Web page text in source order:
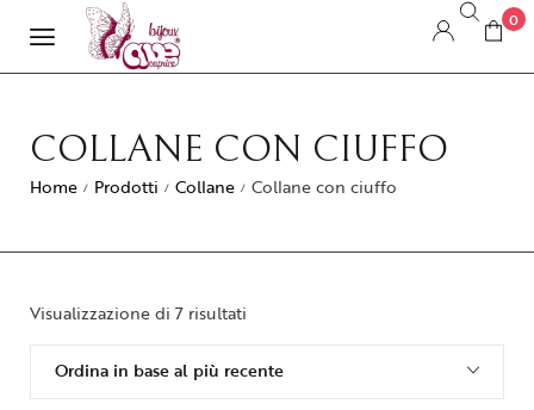
0
COLLANE CON CIUFFO
Home / Prodotti / Collane / Collane con ciuffo
Visualizzazione di 7 risultati
Ordina in base al più recente